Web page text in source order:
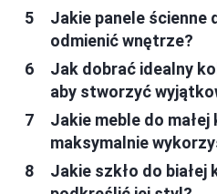
Jakie panele ścienne
odmienić wnętrze?
Jak dobrać idealny
aby stworzyć
Jakie meble do
maksymalnie
Jakie szkło do białej